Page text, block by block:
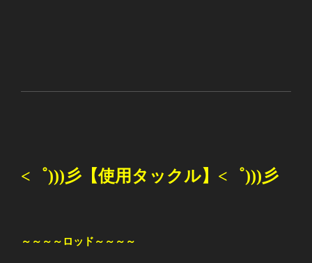
< ゜)))彡 【使用タックル】 < ゜)))彡
～～～～ロッド～～～～